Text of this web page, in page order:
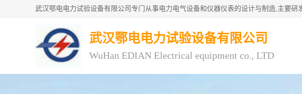
武汉鄂电电力试验设备有限公司
WuHan EDIAN Electrical equipment co., LTD